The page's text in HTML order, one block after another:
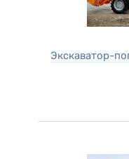
Экскаватор-